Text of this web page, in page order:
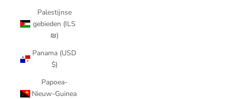
Palestijnse
gebieden (ILS
₪)
Panama (USD
$)
Papoea-
Nieuw-Guinea